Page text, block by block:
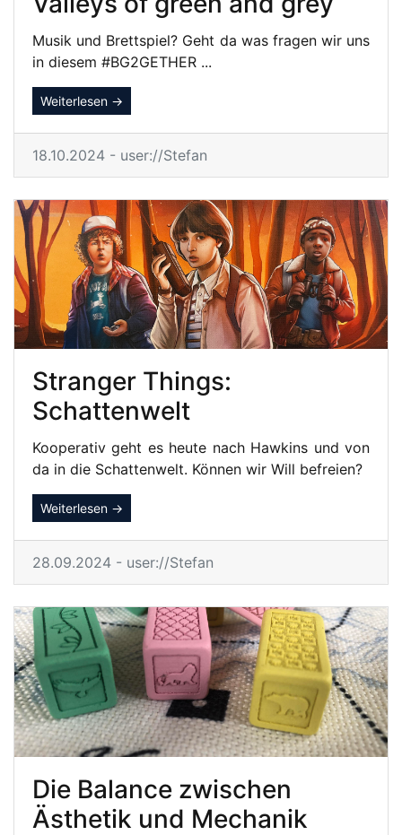
Musik und Brettspiel? Geht da was fragen wir uns
in diesem #BG2GETHER ...
Weiterlesen →
18.10.2024 - user://Stefan
Stranger Things:
Schattenwelt
Kooperativ geht es heute nach Hawkins und von
da in die Schattenwelt. Können wir Will befreien?
Weiterlesen →
28.09.2024 - user://Stefan
Die Balance zwischen
Ästhetik und Mechanik